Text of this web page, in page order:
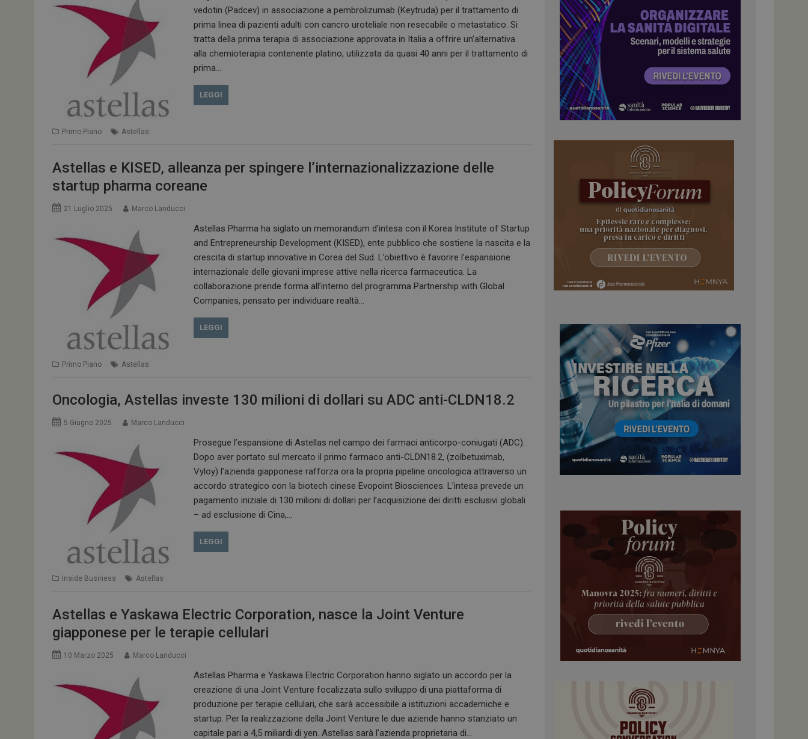
vedotin (Padcev) in associazione a pembrolizumab (Keytruda) per il trattamento di
prima linea di pazienti adulti con cancro uroteliale non resecabile o metastatico. Si
tratta della prima terapia di associazione approvata in Italia a offrire un’alternativa
alla chemioterapia contenente platino, utilizzata da quasi 40 anni per il trattamento di
prima…
LEGGI
Primo Piano Astellas
Astellas e KISED, alleanza per spingere l’internazionalizzazione delle
startup pharma coreane
21 Luglio 2025 Marco Landucci
Astellas Pharma ha siglato un memorandum d’intesa con il Korea Institute of Startup
and Entrepreneurship Development (KISED), ente pubblico che sostiene la nascita e la
crescita di startup innovative in Corea del Sud. L’obiettivo è favorire l’espansione
internazionale delle giovani imprese attive nella ricerca farmaceutica. La
collaborazione prende forma all’interno del programma Partnership with Global
Companies, pensato per individuare realtà…
LEGGI
Primo Piano Astellas
Oncologia, Astellas investe 130 milioni di dollari su ADC anti-CLDN18.2
5 Giugno 2025 Marco Landucci
Prosegue l’espansione di Astellas nel campo dei farmaci anticorpo-coniugati (ADC).
Dopo aver portato sul mercato il primo farmaco anti-CLDN18.2, (zolbetuximab,
Vyloy) l’azienda giapponese rafforza ora la propria pipeline oncologica attraverso un
accordo strategico con la biotech cinese Evopoint Biosciences. L’intesa prevede un
pagamento iniziale di 130 milioni di dollari per l’acquisizione dei diritti esclusivi globali
– ad esclusione di Cina,…
LEGGI
Inside Business Astellas
Astellas e Yaskawa Electric Corporation, nasce la Joint Venture
giapponese per le terapie cellulari
10 Marzo 2025 Marco Landucci
Astellas Pharma e Yaskawa Electric Corporation hanno siglato un accordo per la
creazione di una Joint Venture focalizzata sullo sviluppo di una piattaforma di
produzione per terapie cellulari, che sarà accessibile a istituzioni accademiche e
startup. Per la realizzazione della Joint Venture le due aziende hanno stanziato un
capitale pari a 4,5 miliardi di yen. Astellas sarà l’azienda proprietaria di…